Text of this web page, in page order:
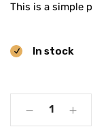
This is a simple
In stock